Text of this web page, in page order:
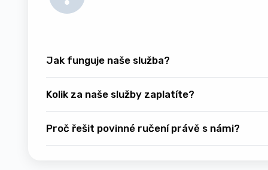
Jak funguje naše služba?
Kolik za naše služby zaplatíte?
Proč řešit povinné ručení právě s námi?